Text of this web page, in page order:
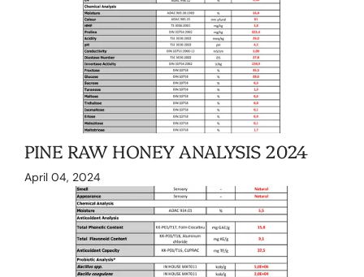
PINE RAW HONEY ANALYSIS 2024
April 04, 2024